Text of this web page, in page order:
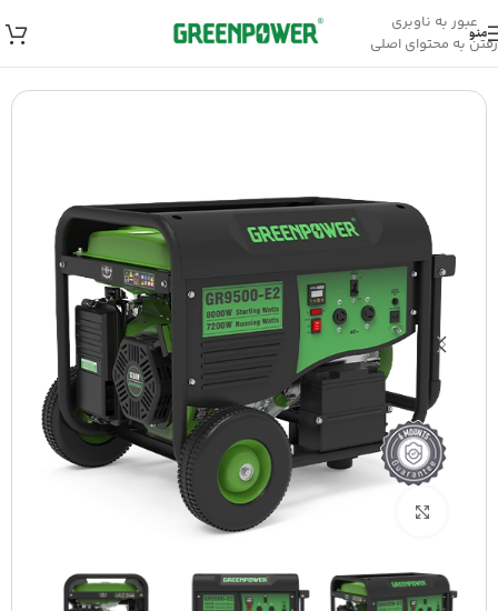
عبور به ناوبری
رفتن به محتوای اصلی
منو
خانه موتور برق موتور برق بنزینی